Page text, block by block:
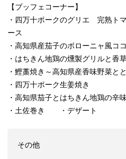
【ブッフェコーナー】
・四万十ポークのグリエ 完熟ト
ース
・高知県産茄子のボローニャ風コ
・はちきん地鶏の燻製グリルと香
・鰹藁焼き～高知県産香味野菜と
・四万十ポーク生姜焼き
・高知県茄子とはちきん地鶏の辛
・土佐巻き ・デザ
その他